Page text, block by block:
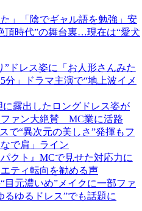
」「陰でギャル語を勉強」安
頂時代”の舞台裏…現在は“愛犬
”ドレス姿に「お人形さんみた
」ドラマ主演で“地上波イメ
露出したロングドレス姿が
ファン大絶賛 MC業に活路
で“異次元の美しさ”発揮もフ
で肩」ライン
クト』MCで見せた対応力に
ティ転向を勧める声
目元濃いめ”メイクに一部ファ
ゆるドレス”でも話題に